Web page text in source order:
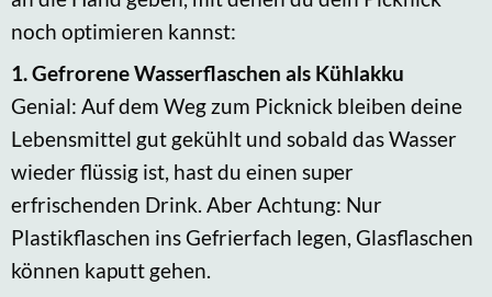
noch optimieren kannst:
1. Gefrorene Wasserflaschen als Kühlakku
Genial: Auf dem Weg zum Picknick bleiben deine
Lebensmittel gut gekühlt und sobald das Wasser
wieder flüssig ist, hast du einen super
erfrischenden Drink. Aber Achtung: Nur
Plastikflaschen ins Gefrierfach legen, Glasflaschen
können kaputt gehen.